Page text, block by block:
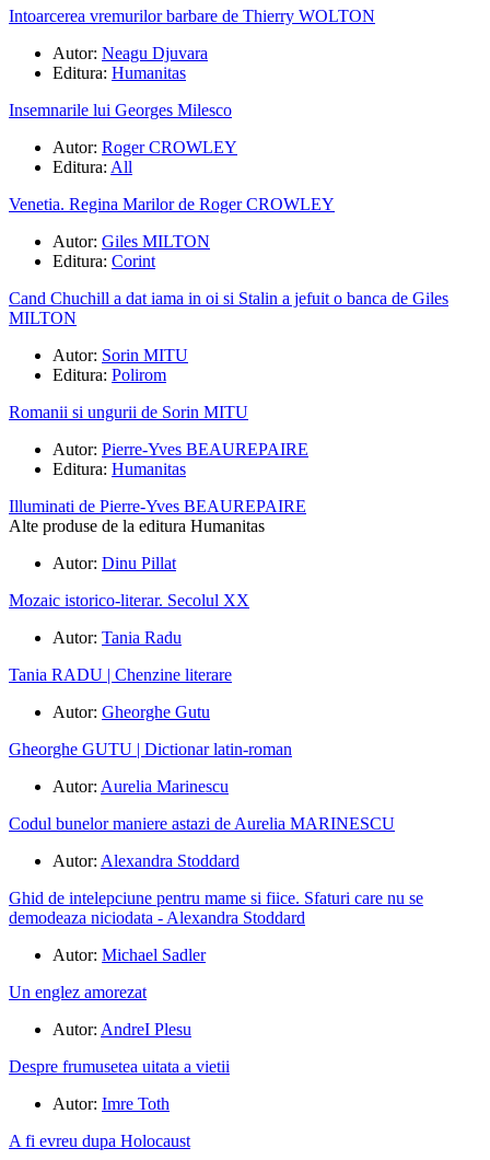
Intoarcerea vremurilor barbare de Thierry WOLTON
Autor: Neagu Djuvara
Editura: Humanitas
Insemnarile lui Georges Milesco
Autor: Roger CROWLEY
Editura: All
Venetia. Regina Marilor de Roger CROWLEY
Autor: Giles MILTON
Editura: Corint
Cand Chuchill a dat iama in oi si Stalin a jefuit o banca de Giles
MILTON
Autor: Sorin MITU
Editura: Polirom
Romanii si ungurii de Sorin MITU
Autor: Pierre‑Yves BEAUREPAIRE
Editura: Humanitas
Illuminati de Pierre‑Yves BEAUREPAIRE
Alte produse de la editura Humanitas
Autor: Dinu Pillat
Mozaic istorico-literar. Secolul XX
Autor: Tania Radu
Tania RADU | Chenzine literare
Autor: Gheorghe Gutu
Gheorghe GUTU | Dictionar latin-roman
Autor: Aurelia Marinescu
Codul bunelor maniere astazi de Aurelia MARINESCU
Autor: Alexandra Stoddard
Ghid de intelepciune pentru mame si fiice. Sfaturi care nu se
demodeaza niciodata - Alexandra Stoddard
Autor: Michael Sadler
Un englez amorezat
Autor: AndreI Plesu
Despre frumusetea uitata a vietii
Autor: Imre Toth
A fi evreu dupa Holocaust